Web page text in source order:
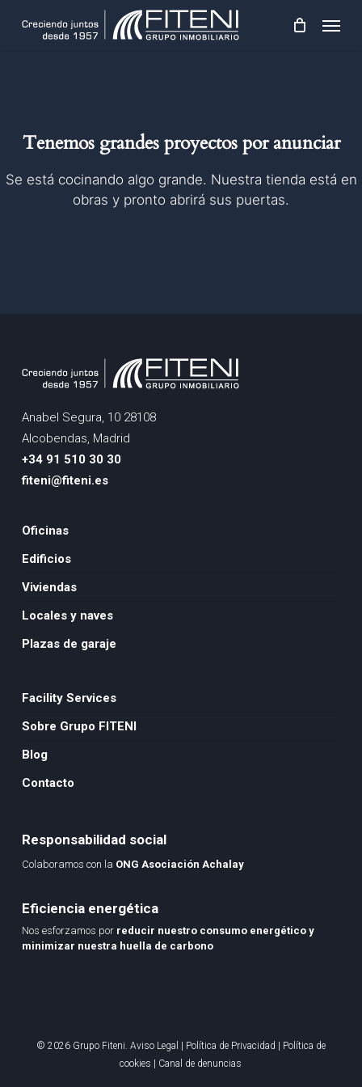
Tenemos grandes proyectos por anunciar
Se está cocinando algo grande. Nuestra tienda está en
obras y pronto abrirá sus puertas.
Anabel Segura, 10 28108
Alcobendas, Madrid
+34 91 510 30 30
fiteni@fiteni.es
Oficinas
Edificios
Viviendas
Locales y naves
Plazas de garaje
Facility Services
Sobre Grupo FITENI
Blog
Contacto
Responsabilidad social
Colaboramos con la ONG Asociación Achalay
Eficiencia energética
Nos esforzamos por reducir nuestro consumo energético y
minimizar nuestra huella de carbono
© 2026 Grupo Fiteni. Aviso Legal Política de Privacidad
Política de
cookies
Canal de denuncias